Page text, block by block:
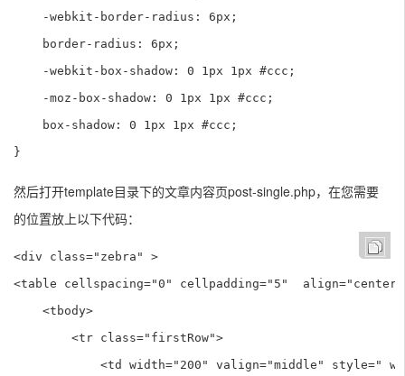
    -webkit-border-radius: 6px;
    border-radius: 6px;
    -webkit-box-shadow: 0 1px 1px #ccc;
    -moz-box-shadow: 0 1px 1px #ccc;
    box-shadow: 0 1px 1px #ccc;
}
然后打开template目录下的文章内容页post-single.php，在您需要
的位置放上以下代码：
<div class="zebra" >
<table cellspacing="0" cellpadding="5"
    <tbody>
        <tr class="firstRow">
<td width="200" valign="middle" style="